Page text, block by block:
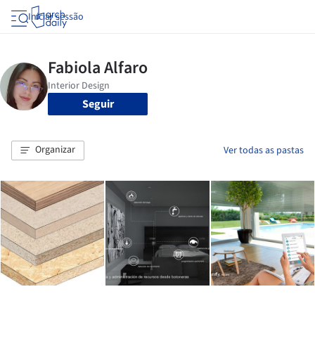
Iniciar sessão
Seguir
Organizar Ver todas as pastas